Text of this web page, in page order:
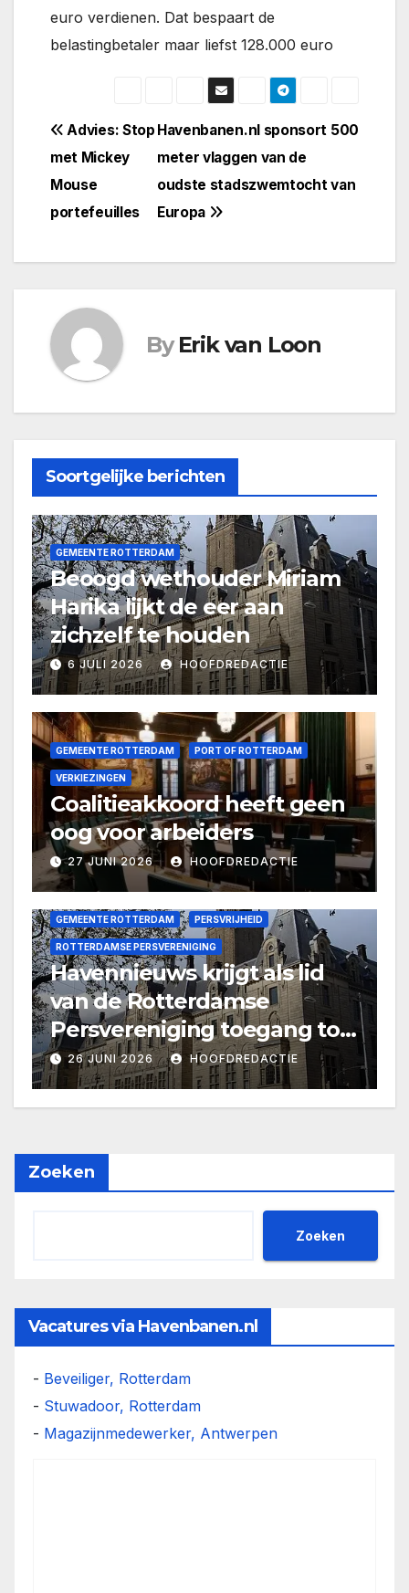
euro verdienen. Dat bespaart de
belastingbetaler maar liefst 128.000 euro
Bericht
navigatie
Havenbanen.nl sponsort 500
meter vlaggen van de
oudste stadszwemtocht van
Europa
Advies: Stop
met Mickey
Mouse
portefeuilles
By Erik van Loon
Soortgelijke berichten
GEMEENTE ROTTERDAM
Beoogd wethouder Miriam
Harika lijkt de eer aan
zichzelf te houden
6 JULI 2026 HOOFDREDACTIE
GEMEENTE ROTTERDAM PORT OF ROTTERDAM
VERKIEZINGEN
Coalitieakkoord heeft geen
oog voor arbeiders
27 JUNI 2026 HOOFDREDACTIE
GEMEENTE ROTTERDAM PERSVRIJHEID
ROTTERDAMSE PERSVERENIGING
Havennieuws krijgt als lid
van de Rotterdamse
Persvereniging toegang tot
persruimte stadhuis
26 JUNI 2026 HOOFDREDACTIE
Zoeken
Zoeken
Vacatures via Havenbanen.nl
- Beveiliger, Rotterdam
- Stuwadoor, Rotterdam
- Magazijnmedewerker, Antwerpen